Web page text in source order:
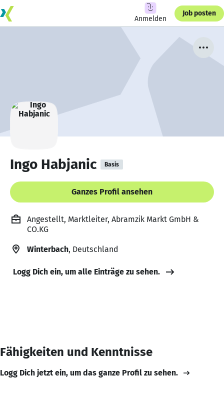
Anmelden
Job posten
Ingo Habjanic Basis
Ganzes Profil ansehen
Angestellt, Marktleiter, Abramzik Markt GmbH &
CO.KG
Winterbach, Deutschland
Logg Dich ein, um alle Einträge zu sehen.
Fähigkeiten und Kenntnisse
Logg Dich jetzt ein, um das ganze Profil zu sehen.